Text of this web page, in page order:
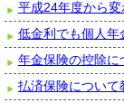
平成24年度から
低金利でも個人年
年金保険の控除に
払済保険について